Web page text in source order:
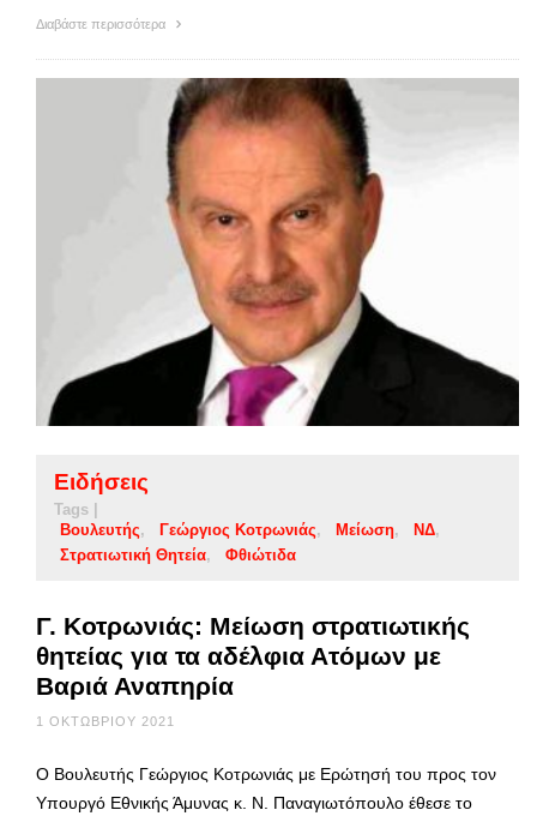
Διαβάστε περισσότερα
Ειδήσεις
Tags |
Βουλευτής
Γεώργιος Κοτρωνιάς Μείωση
ΝΔ
Στρατιωτική Θητεία
Φθιώτιδα
Γ. Κοτρωνιάς: Μείωση στρατιωτικής
θητείας για τα αδέλφια Ατόμων με
Βαριά Αναπηρία
1 ΟΚΤΩΒΡΊΟΥ 2021
Ο Βουλευτής Γεώργιος Κοτρωνιάς με Ερώτησή του προς τον
Υπουργό Eθνικής Άμυνας κ. Ν. Παναγιωτόπουλο έθεσε το